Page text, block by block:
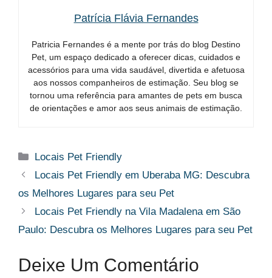
Patrícia Flávia Fernandes
Patricia Fernandes é a mente por trás do blog Destino
Pet, um espaço dedicado a oferecer dicas, cuidados e
acessórios para uma vida saudável, divertida e afetuosa
aos nossos companheiros de estimação. Seu blog se
tornou uma referência para amantes de pets em busca
de orientações e amor aos seus animais de estimação.
Categorias
Locais Pet Friendly
Locais Pet Friendly em Uberaba MG: Descubra
os Melhores Lugares para seu Pet
Locais Pet Friendly na Vila Madalena em São
Paulo: Descubra os Melhores Lugares para seu Pet
Deixe Um Comentário